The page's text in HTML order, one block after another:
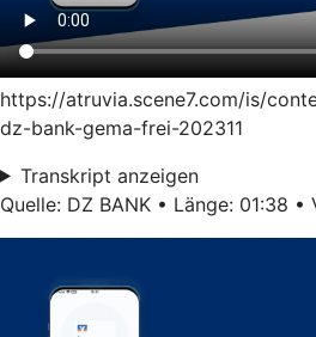
https://atruvia.scene7.com/is/
dz-bank-gema-frei-202311
Transkript anzeigen
Quelle: DZ BANK • Länge: 01:38 •